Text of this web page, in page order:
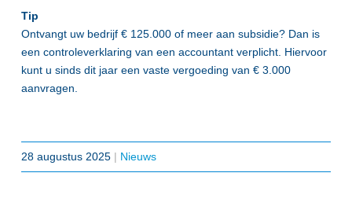
Tip
Ontvangt uw bedrijf € 125.000 of meer aan subsidie? Dan is
een controleverklaring van een accountant verplicht. Hiervoor
kunt u sinds dit jaar een vaste vergoeding van € 3.000
aanvragen.
28 augustus 2025| Nieuws